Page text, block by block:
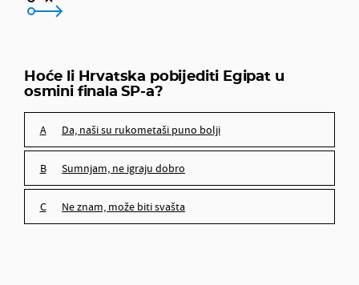
Hoće li Hrvatska pobijediti Egipat u
osmini finala SP-a?
da, naši su rukometaši puno bolji
sumnjam, ne igraju dobro
ne znam, može biti svašta